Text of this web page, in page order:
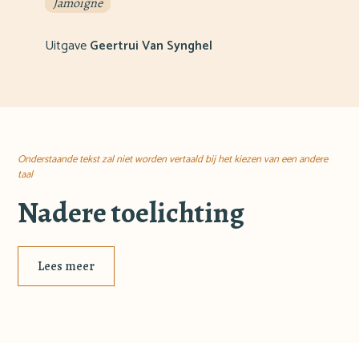
UitgaveGeertrui Van Synghel
Onderstaande tekst zal niet worden vertaald bij het kiezen van een andere
taal
Nadere toelichting
Lees meer